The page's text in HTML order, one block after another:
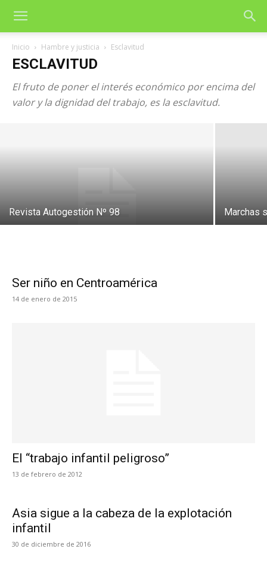
Inicio Hambre y justicia Esclavitud
ESCLAVITUD
El fruto de poner el interés económico por encima del
valor y la dignidad del trabajo, es la esclavitud.
Aumenta la explotación sexual en los
EEUU
4 de abril de 2017
Revista Autogestión Nº 98 Marchas
Ser niño en Centroamérica
14 de enero de 2015
El “trabajo infantil peligroso”
13 de febrero de 2012
Asia sigue a la cabeza de la explotación
infantil
30 de diciembre de 2016